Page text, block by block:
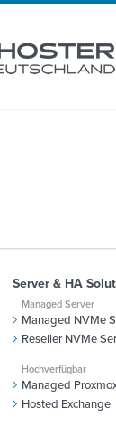
Server & HA
Managed Server
Managed NVMe
Reseller NVMe
Hochverfügbar
Managed
Hosted Exchange